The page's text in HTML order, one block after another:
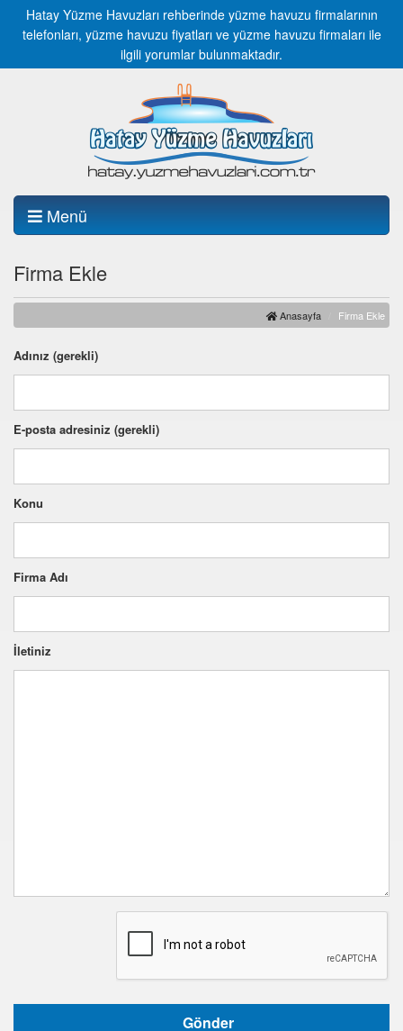
Hatay Yüzme Havuzları rehberinde yüzme havuzu firmalarının
telefonları, yüzme havuzu fiyatları ve yüzme havuzu firmaları ile
ilgili yorumlar bulunmaktadır.
Menü
Firma Ekle
Anasayfa Firma Ekle
Adınız (gerekli)
E-posta adresiniz (gerekli)
Konu
Firma Adı
İletiniz